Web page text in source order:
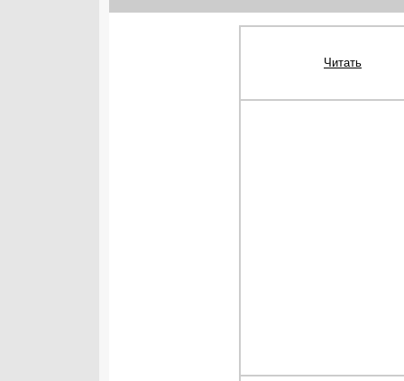
Читать